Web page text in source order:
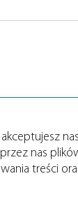
nas
treści